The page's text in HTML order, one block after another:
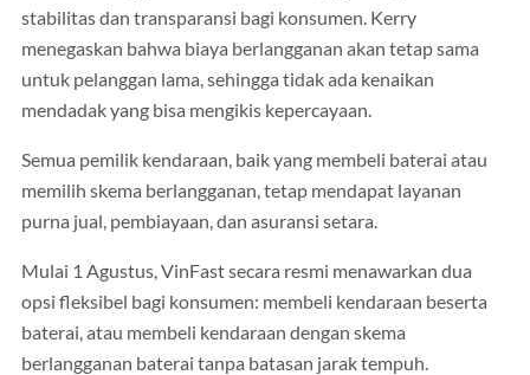
stabilitas dan transparansi bagi konsumen. Kerry
menegaskan bahwa biaya berlangganan akan tetap sama
untuk pelanggan lama, sehingga tidak ada kenaikan
mendadak yang bisa mengikis kepercayaan.
Semua pemilik kendaraan, baik yang membeli baterai atau
memilih skema berlangganan, tetap mendapat layanan
purna jual, pembiayaan, dan asuransi setara.
Mulai 1 Agustus, VinFast secara resmi menawarkan dua
opsi fleksibel bagi konsumen: membeli kendaraan beserta
baterai, atau membeli kendaraan dengan skema
berlangganan baterai tanpa batasan jarak tempuh.